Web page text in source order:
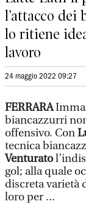
l’attacco dei
lo ritiene
lavoro
24 maggio 2022 09:27
FERRARA
biancazzurri
offensivo. Con
tecnica
Venturato
gol; alla quale
discreta varietà
loro per ...